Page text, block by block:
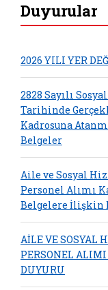
Duyurular
2026 YILI YER
2828 Sayılı
Tarihinde
Kadrosuna
Belgeler
Aile ve Sosyal
Personel Alımı
Belgelere İlişkin
AİLE VE SOSYAL
PERSONEL
DUYURU